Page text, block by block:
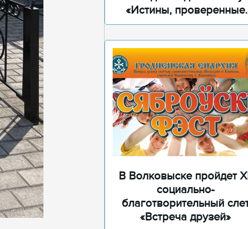
«Истины, проверенные
временем»
В Волковыске пройдет
социально-
благотворительный
«Встреча друзей»